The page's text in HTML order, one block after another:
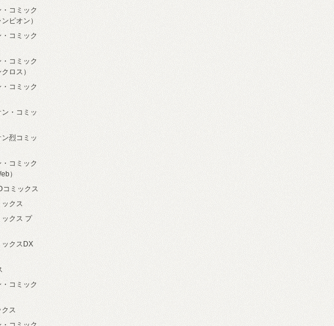
コミック
ピオン）
コミック
コミック
ロス）
コミック
・コミッ
烈コミッ
コミック
）
コミックス
クス
ックス プ
ックスDX
コミック
ス